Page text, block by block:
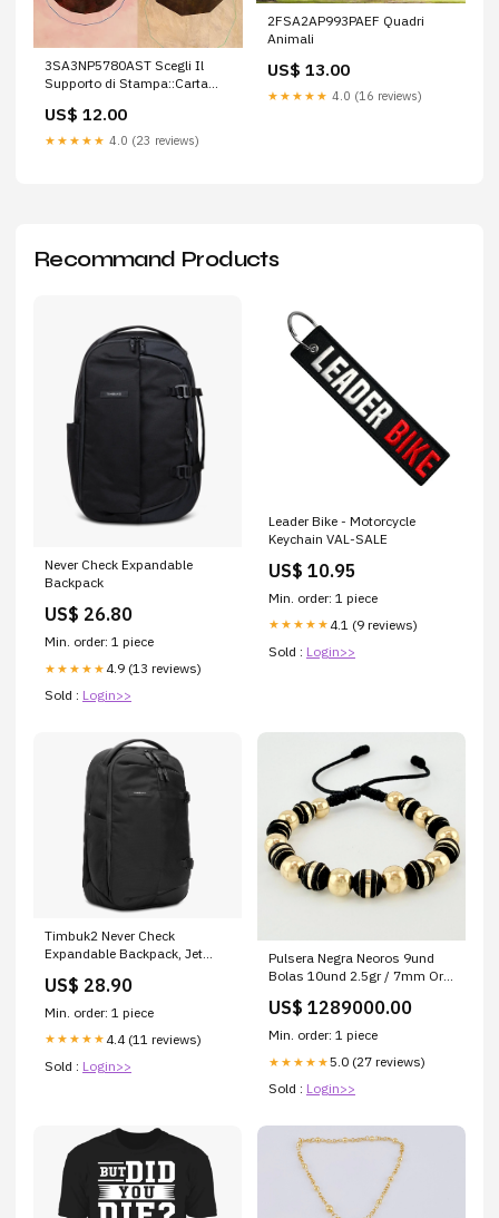
3SA3NP5780AST Scegli Il
Supporto di Stampa::Carta
US$ 12.00
★★★★★ 4.0 (23 reviews)
2FSA2AP993PAEF Quadri
Animali
US$ 13.00
★★★★★ 4.0 (16 reviews)
Recommand Products
Never Check Expandable
Backpack
US$ 26.80
Min. order: 1 piece
★★★★★ 4.9 (13 reviews)
Sold : Login>>
Leader Bike - Motorcycle
Keychain VAL-SALE
US$ 10.95
Min. order: 1 piece
★★★★★ 4.1 (9 reviews)
Sold : Login>>
Timbuk2 Never Check
Expandable Backpack, Jet
US$ 28.90
Min. order: 1 piece
★★★★★ 4.4 (11 reviews)
Sold : Login>>
Pulsera Negra Neoros 9und
Bolas 10und 2.5gr / 7mm Oro
US$ 1289000.00
Min. order: 1 piece
★★★★★5.0 (27 reviews)
Sold : Login>>